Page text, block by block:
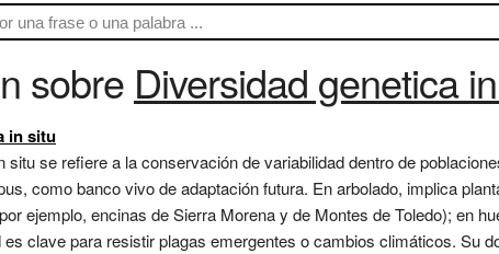
sobre Diversidad genetica
in situ
situ se refiere a la conservación de variabilidad dentro de
como banco vivo de adaptación futura. En arbolado, implica
ejemplo, encinas de Sierra Morena y de Montes de Toledo); en
es clave para resistir plagas emergentes o cambios climáticos.